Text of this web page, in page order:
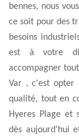
bennes, nous
ce soit pour des
besoins
est à votre
accompagner
Var , c'est opter
qualité, tout en
Hyeres Plage et
dès aujourd'hui